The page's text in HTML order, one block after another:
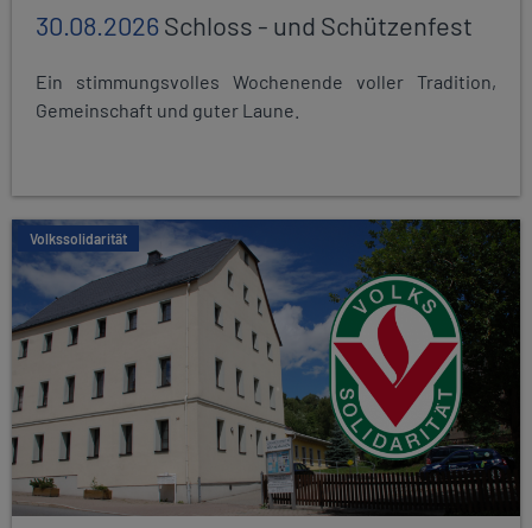
30.08.2026Schloss - und Schützenfest
Ein stimmungsvolles Wochenende voller Tradition,
Gemeinschaft und guter Laune.
Volkssolidarität